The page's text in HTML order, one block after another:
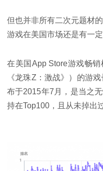
但也并非所有二次元题材
游戏在美国市场还是有一
在美国App Store游戏畅
《龙珠Z：激战》）的游
布于2015年7月，是当之
持在Top100，且从未掉出